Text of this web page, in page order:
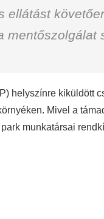
ellátást
mentőszolgálat
helyszínre kiküldött
Mivel a
munkatársai